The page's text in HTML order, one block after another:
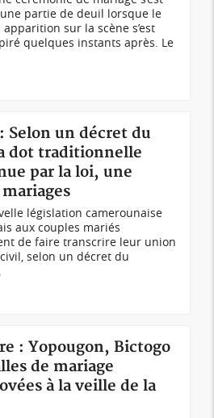
partie de deuil lorsque le
sur la scène s’est
quelques instants après. Le
Selon un décret du
dot traditionnelle
par la loi, une
législation camerounaise
aux couples mariés
de faire transcrire leur union
selon un décret du
: Yopougon, Bictogo
de mariage
à la veille de la